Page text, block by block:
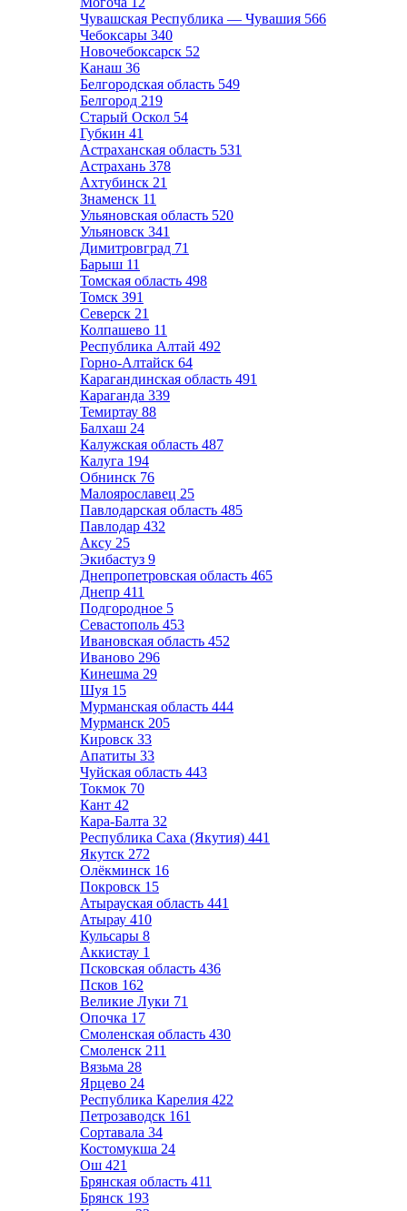
Чувашская Республика — Чувашия 566
Чебоксары 340
Новочебоксарск 52
Канаш 36
Белгородская область 549
Белгород 219
Старый Оскол 54
Губкин 41
Астраханская область 531
Астрахань 378
Ахтубинск 21
Знаменск 11
Ульяновская область 520
Ульяновск 341
Димитровград 71
Барыш 11
Томская область 498
Томск 391
Северск 21
Колпашево 11
Республика Алтай 492
Горно-Алтайск 64
Карагандинская область 491
Караганда 339
Темиртау 88
Балхаш 24
Калужская область 487
Калуга 194
Обнинск 76
Малоярославец 25
Павлодарская область 485
Павлодар 432
Аксу 25
Экибастуз 9
Днепропетровская область 465
Днепр 411
Подгородное 5
Севастополь 453
Ивановская область 452
Иваново 296
Кинешма 29
Шуя 15
Мурманская область 444
Мурманск 205
Кировск 33
Апатиты 33
Чуйская область 443
Токмок 70
Кант 42
Кара-Балта 32
Республика Саха (Якутия) 441
Якутск 272
Олёкминск 16
Покровск 15
Атырауская область 441
Атырау 410
Кульсары 8
Аккистау 1
Псковская область 436
Псков 162
Великие Луки 71
Опочка 17
Смоленская область 430
Смоленск 211
Вязьма 28
Ярцево 24
Республика Карелия 422
Петрозаводск 161
Сортавала 34
Костомукша 24
Ош 421
Брянская область 411
Брянск 193